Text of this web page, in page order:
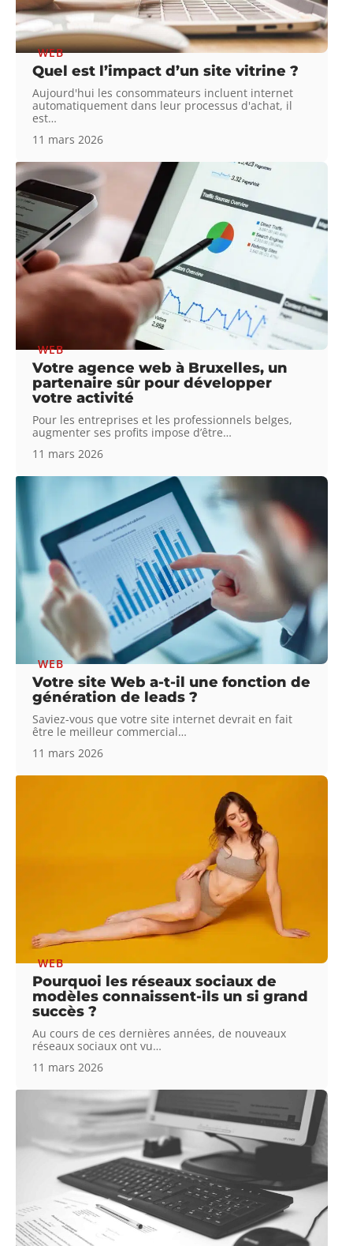
WEB
Quel est l’impact d’un site vitrine ?
Aujourd'hui les consommateurs incluent internet
automatiquement dans leur processus d'achat, il
est…
11 mars 2026
WEB
Votre agence web à Bruxelles, un
partenaire sûr pour développer
votre activité
Pour les entreprises et les professionnels belges,
augmenter ses profits impose d’être…
11 mars 2026
WEB
Votre site Web a-t-il une fonction de
génération de leads ?
Saviez-vous que votre site internet devrait en fait
être le meilleur commercial…
11 mars 2026
WEB
Pourquoi les réseaux sociaux de
modèles connaissent-ils un si grand
succès ?
Au cours de ces dernières années, de nouveaux
réseaux sociaux ont vu…
11 mars 2026